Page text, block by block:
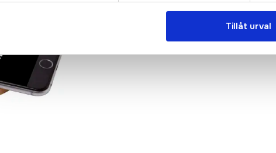
Tillåt urval